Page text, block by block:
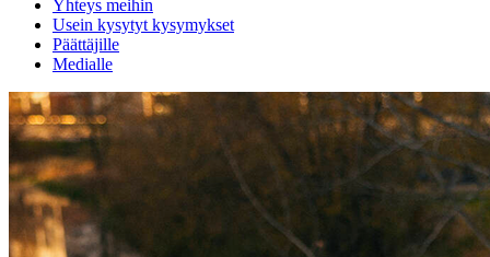
Yhteys meihin
Usein kysytyt kysymykset
Päättäjille
Medialle